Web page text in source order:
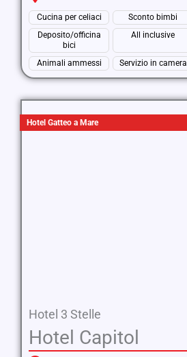
Cucina per celiaci Sconto bimbi
Deposito/officina
bici
All inclusive
Animali ammessi Servizio in camera
Hotel Gatteo a Mare
Hotel 3 Stelle
Hotel Capitol